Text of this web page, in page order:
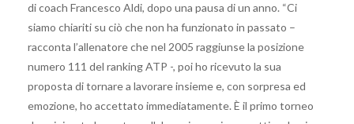
di coach Francesco Aldi, dopo una pausa di un anno. “Ci
siamo chiariti su ciò che non ha funzionato in passato –
racconta l’allenatore che nel 2005 raggiunse la posizione
numero 111 del ranking ATP -, poi ho ricevuto la sua
proposta di tornare a lavorare insieme e, con sorpresa ed
emozione, ho accettato immediatamente. È il primo torneo